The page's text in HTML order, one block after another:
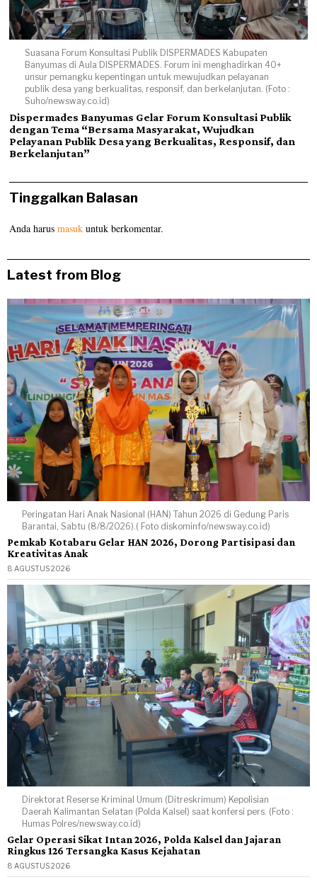
Suasana Forum Konsultasi Publik DISPERMADES Kabupaten
Banyumas di Aula DISPERMADES. Forum ini menghadirkan 40+
unsur pemangku kepentingan untuk mewujudkan pelayanan
publik desa yang berkualitas, responsif, dan berkelanjutan. (Foto :
Suho/newsway.co.id)
Dispermades Banyumas Gelar Forum Konsultasi Publik
dengan Tema “Bersama Masyarakat, Wujudkan
Pelayanan Publik Desa yang Berkualitas, Responsif, dan
Berkelanjutan”
Tinggalkan Balasan
Anda harusmasuk untuk berkomentar.
Latest from Blog
Peringatan Hari Anak Nasional (HAN) Tahun 2026 di Gedung Paris
Barantai, Sabtu (8/8/2026).( Foto diskominfo/newsway.co.id)
Pemkab Kotabaru Gelar HAN 2026, Dorong Partisipasi dan
Kreativitas Anak
8 AGUSTUS 2026
Direktorat Reserse Kriminal Umum (Ditreskrimum) Kepolisian
Daerah Kalimantan Selatan (Polda Kalsel) saat konfersi pers. (Foto :
Humas Polres/newsway.co.id)
Gelar Operasi Sikat Intan 2026, Polda Kalsel dan Jajaran
Ringkus 126 Tersangka Kasus Kejahatan
8 AGUSTUS 2026